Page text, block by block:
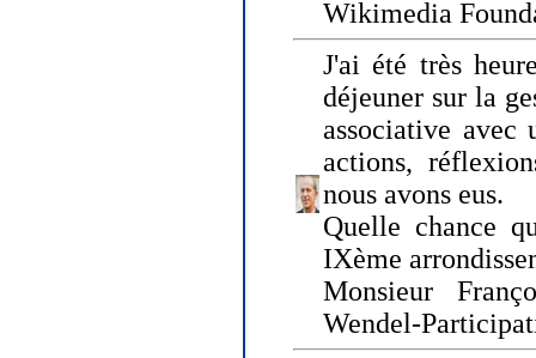
Wikimedia
J'ai été très
déjeuner sur la
associative avec
actions,
nous avons eus.
Quelle chance
IXème
Monsieur
Wendel-